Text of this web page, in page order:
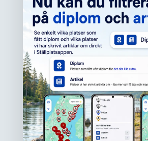
Ojdå!
Den här platsen hittades
inte läsas in korrekt.